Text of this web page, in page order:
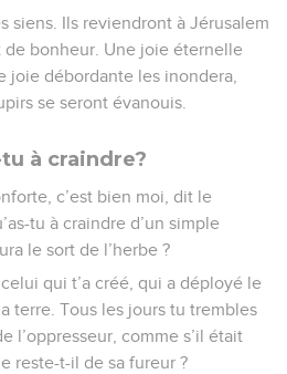
siens. Ils reviendront à Jérusalem
bonheur. Une joie éternelle
joie débordante les inondera,
se seront évanouis.
à craindre?
c’est bien moi, dit le
tu à craindre d’un simple
le sort de l’herbe ?
qui t’a créé, qui a déployé le
terre. Tous les jours tu trembles
l’oppresseur, comme s’il était
reste-t-il de sa fureur ?